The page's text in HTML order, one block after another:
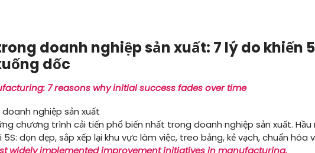
doanh nghiệp sản xuất: 7 lý do khiến
dốc
7 reasons why initial success fades over time
chương trình cải tiến phổ biến nhất trong doanh nghiệp sản xuất.
dọn dẹp, sắp xếp lại khu vực làm việc, treo bảng, kẻ vạch, chuẩn hóa
widely implemented improvement initiatives in manufacturing.